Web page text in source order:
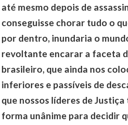
até mesmo depois de
conseguisse chorar tudo o
por dentro, inundaria o
revoltante encarar a faceta
brasileiro, que ainda nos
inferiores e passíveis de
que nossos líderes de
forma unânime para decidir